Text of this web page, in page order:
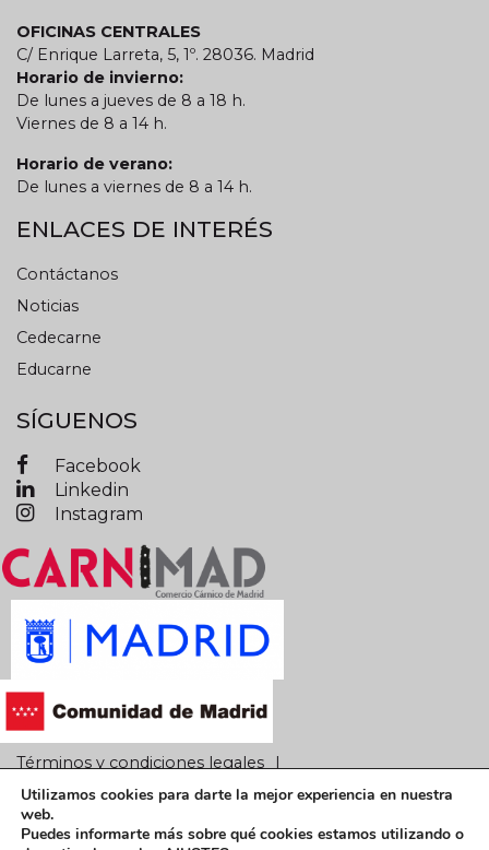
OFICINAS CENTRALES
C/ Enrique Larreta, 5, 1º. 28036. Madrid
Horario de invierno:
De lunes a jueves de 8 a 18 h.
Viernes de 8 a 14 h.
Horario de verano:
De lunes a viernes de 8 a 14 h.
ENLACES DE INTERÉS
Contáctanos
Noticias
Cedecarne
Educarne
SÍGUENOS
Facebook
Linkedin
Instagram
Términos y condiciones legales
Política de privacidad Política de cookies
CARNIMAD © 2019 Todos los derechos reservados
Utilizamos cookies para darte la mejor experiencia en nuestra
web.
Puedes informarte más sobre qué cookies estamos utilizando o